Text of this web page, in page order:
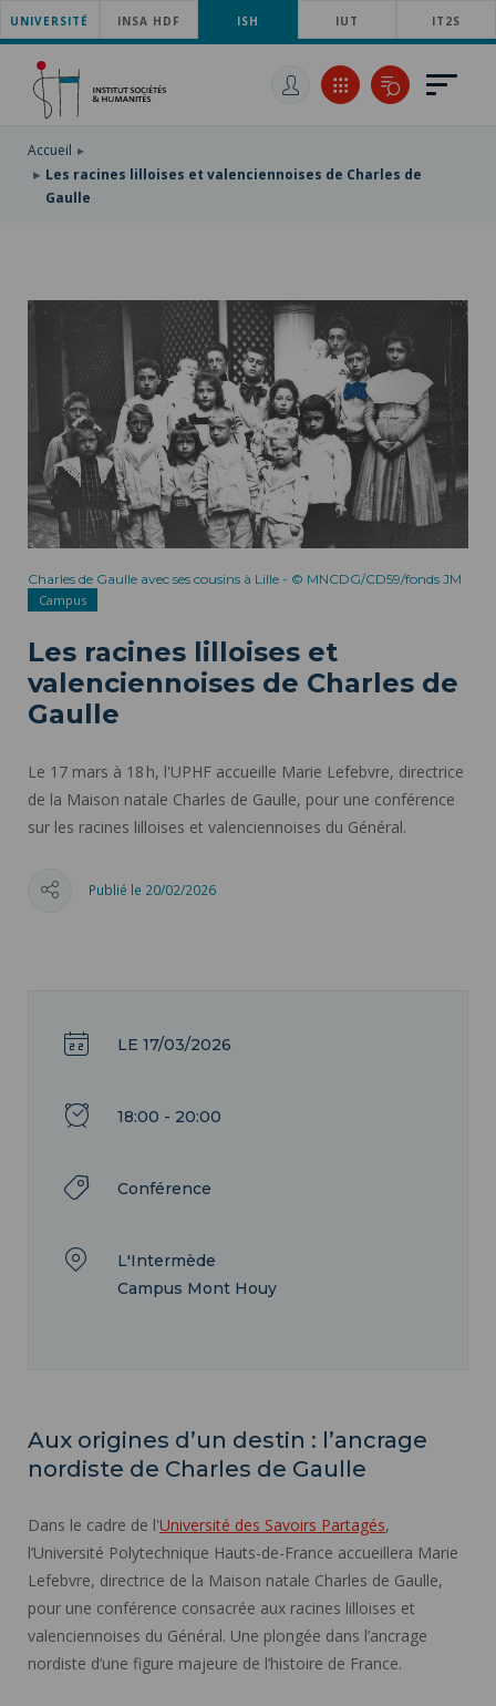
ACCÉDER
AU
MENU
PRINCIPAL
ALLER
AU
CONTENU
PRINCIPAL
ACCÉDER
RECHERCHE
UNIVERSITÉ INSA HDF ISH IUT IT2S
Accueil
Les racines lilloises et valenciennoises de Charles de
Gaulle
Charles de Gaulle avec ses cousins à Lille - © MNCDG/CD59/fonds JM
Campus
Les racines lilloises et
valenciennoises de Charles de
Gaulle
Le 17 mars à 18 h, l'UPHF accueille Marie Lefebvre, directrice
de la Maison natale Charles de Gaulle, pour une conférence
sur les racines lilloises et valenciennoises du Général.
Publié le 20/02/2026
LE 17/03/2026
18:00 - 20:00
Conférence
L'Intermède
Campus Mont Houy
Aux origines d’un destin : l’ancrage
nordiste de Charles de Gaulle
Dans le cadre de l'Université des Savoirs Partagés,
l’Université Polytechnique Hauts-de-France accueillera Marie
Lefebvre, directrice de la Maison natale Charles de Gaulle,
pour une conférence consacrée aux racines lilloises et
valenciennoises du Général. Une plongée dans l’ancrage
nordiste d’une figure majeure de l’histoire de France.